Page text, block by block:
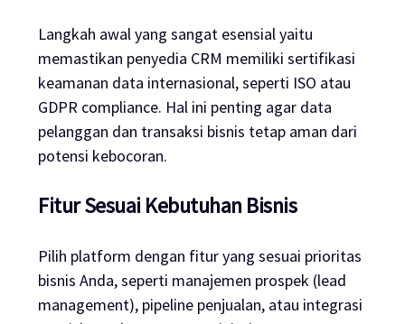
Langkah awal yang sangat esensial yaitu
memastikan penyedia CRM memiliki sertifikasi
keamanan data internasional, seperti ISO atau
GDPR compliance. Hal ini penting agar data
pelanggan dan transaksi bisnis tetap aman dari
potensi kebocoran.
Fitur Sesuai Kebutuhan Bisnis
Pilih platform dengan fitur yang sesuai prioritas
bisnis Anda, seperti manajemen prospek (lead
management), pipeline penjualan, atau integrasi